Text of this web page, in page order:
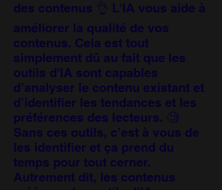
des contenus 👌 L'IA vous aide à
améliorer la qualité de vos
contenus. Cela est tout
simplement dû au fait que les
outils d'IA sont capables
d’analyser le contenu existant et
d’identifier les tendances et les
préférences des lecteurs. 🧐
Sans ces outils, c’est à vous de
les identifier et ça prend du
temps pour tout cerner.
Autrement dit, les contenus